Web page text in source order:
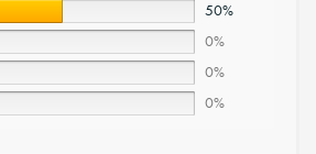
50%
0%
0%
0%